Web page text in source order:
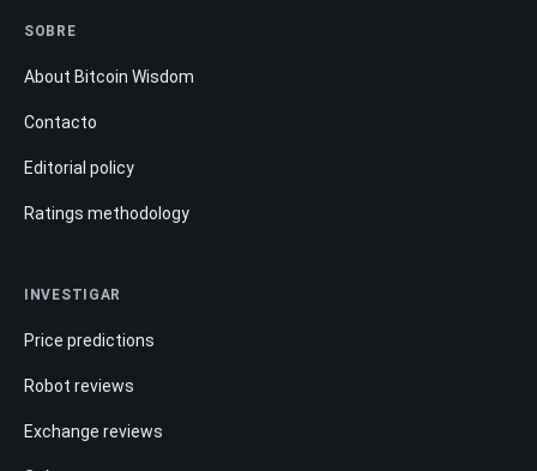
SOBRE
About Bitcoin Wisdom
Contacto
Editorial policy
Ratings methodology
INVESTIGAR
Price predictions
Robot reviews
Exchange reviews